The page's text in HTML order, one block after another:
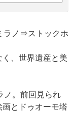
ラノ⇒ストックホ
、世界遺産と美
ノ。前回見られ
とドゥオーモ塔